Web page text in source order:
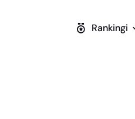
Rankingi